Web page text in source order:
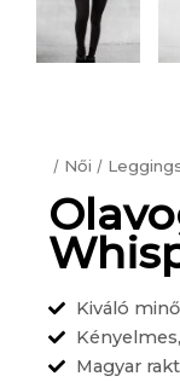
/ Női /
Kiváló
Magyar